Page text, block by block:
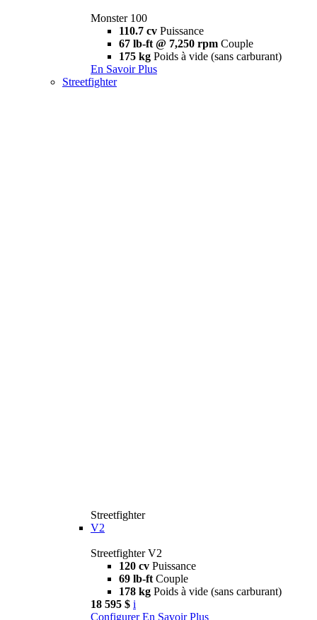
Monster 100
110.7 cv Puissance
67 lb-ft @ 7,250 rpm Couple
175 kg Poids à vide (sans carburant)
En Savoir Plus
Streetfighter
Streetfighter
V2
Streetfighter V2
120 cv Puissance
69 lb-ft Couple
178 kg Poids à vide (sans carburant)
18 595 $ i
Configurer En Savoir Plus